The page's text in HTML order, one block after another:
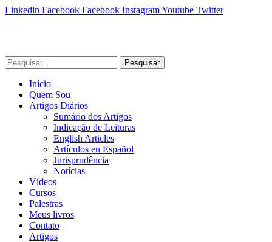
Linkedin Facebook Facebook InstagramYoutube Twitter
Pesquisar
Início
Quem Sou
Artigos Diários
Sumário dos Artigos
Indicação de Leituras
English Articles
Artículos en Español
Jurisprudência
Notícias
Vídeos
Cursos
Palestras
Meus livros
Contato
Artigos